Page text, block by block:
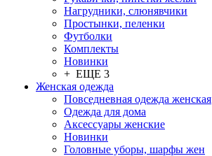
Нагрудники, слюнявчики
Простынки, пеленки
Футболки
Комплекты
Новинки
+ ЕЩЕ 3
Женская одежда
Повседневная одежда женская
Одежда для дома
Аксессуары женские
Новинки
Головные уборы, шарфы жен